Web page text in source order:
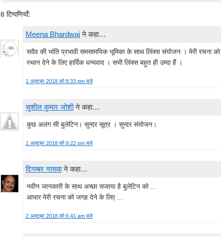
8 टिप्पणियाँ:
Meena Bhardwajने कहा…
सदैव की भांति प्रभावी समसामयिक भूमिका के साथ लिंक्स संयोजन । मेरी रचना को
स्थान देने के लिए हार्दिक धन्यवाद । सभी लिंक्स बहुत ही उम्दा हैं‌ ।
1 अक्टूबर 2018 को 8:33 pm बजे
सुशील कुमार जोशीने कहा…
कुछ अलग सी बुलेटिन। सुन्दर सूत्र । सुन्दर संयोजन।
1 अक्टूबर 2018 को 9:22 pm बजे
दिगम्बर नासवाने कहा…
नवीन जानकारी के साथ अच्छा सजाया है बुलेटिन को ...
आभार मेरी रचना को जगह देने के लिए ...
2 अक्टूबर 2018 को 6:41 am बजे